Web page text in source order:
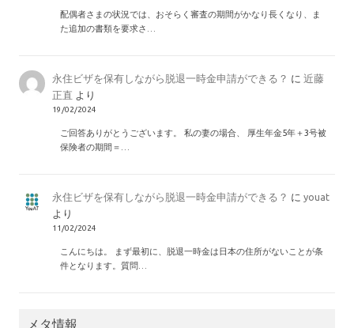
配偶者さまの状況では、おそらく審査の期間がかなり長くなり、ま
た追加の書類を要求さ…
永住ビザを保有しながら脱退一時金申請ができる？ に近藤
正直 より
19/02/2024
ご回答ありがとうございます。 私の妻の場合、 厚生年金5年＋3号被
保険者の期間＝…
永住ビザを保有しながら脱退一時金申請ができる？ にyouat
より
11/02/2024
こんにちは。 まず最初に、脱退一時金は日本の住所がないことが条
件となります。質問…
メタ情報